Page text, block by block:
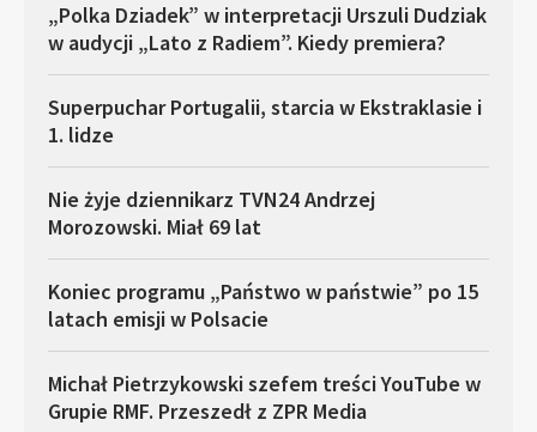
„Polka Dziadek” w interpretacji Urszuli Dudziak
w audycji „Lato z Radiem”. Kiedy premiera?
Superpuchar Portugalii, starcia w Ekstraklasie i
1. lidze
Nie żyje dziennikarz TVN24 Andrzej
Morozowski. Miał 69 lat
Koniec programu „Państwo w państwie” po 15
latach emisji w Polsacie
Michał Pietrzykowski szefem treści YouTube w
Grupie RMF. Przeszedł z ZPR Media